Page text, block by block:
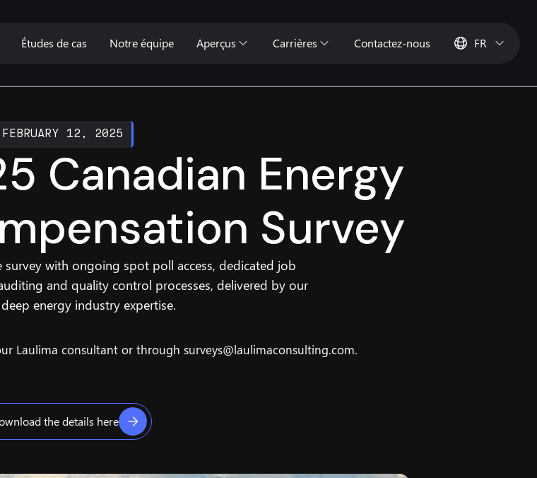
Études de cas Notre équipe Aperçus Carrières Contactez-nous FR
FEBRUARY 12, 2025
Canadian Energy
Survey
with ongoing spot poll access, dedicated job
and quality control processes, delivered by our
energy industry expertise.
Laulima consultant or through surveys@laulimaconsulting.com.
the details here